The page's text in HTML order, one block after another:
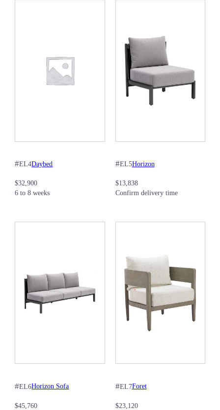
#EL4Daybed
$32,900
6 to 8 weeks
#EL5Horizon
$13,838
Confirm delivery time
#EL6Horizon Sofa
$45,760
#EL7Foret
$23,120